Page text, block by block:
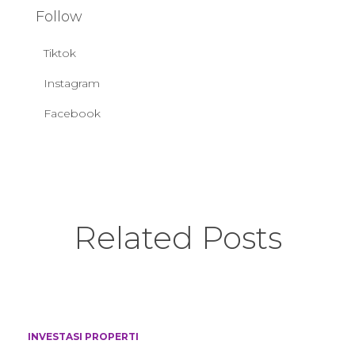
Follow
Tiktok
Instagram
Facebook
Related Posts
INVESTASI PROPERTI